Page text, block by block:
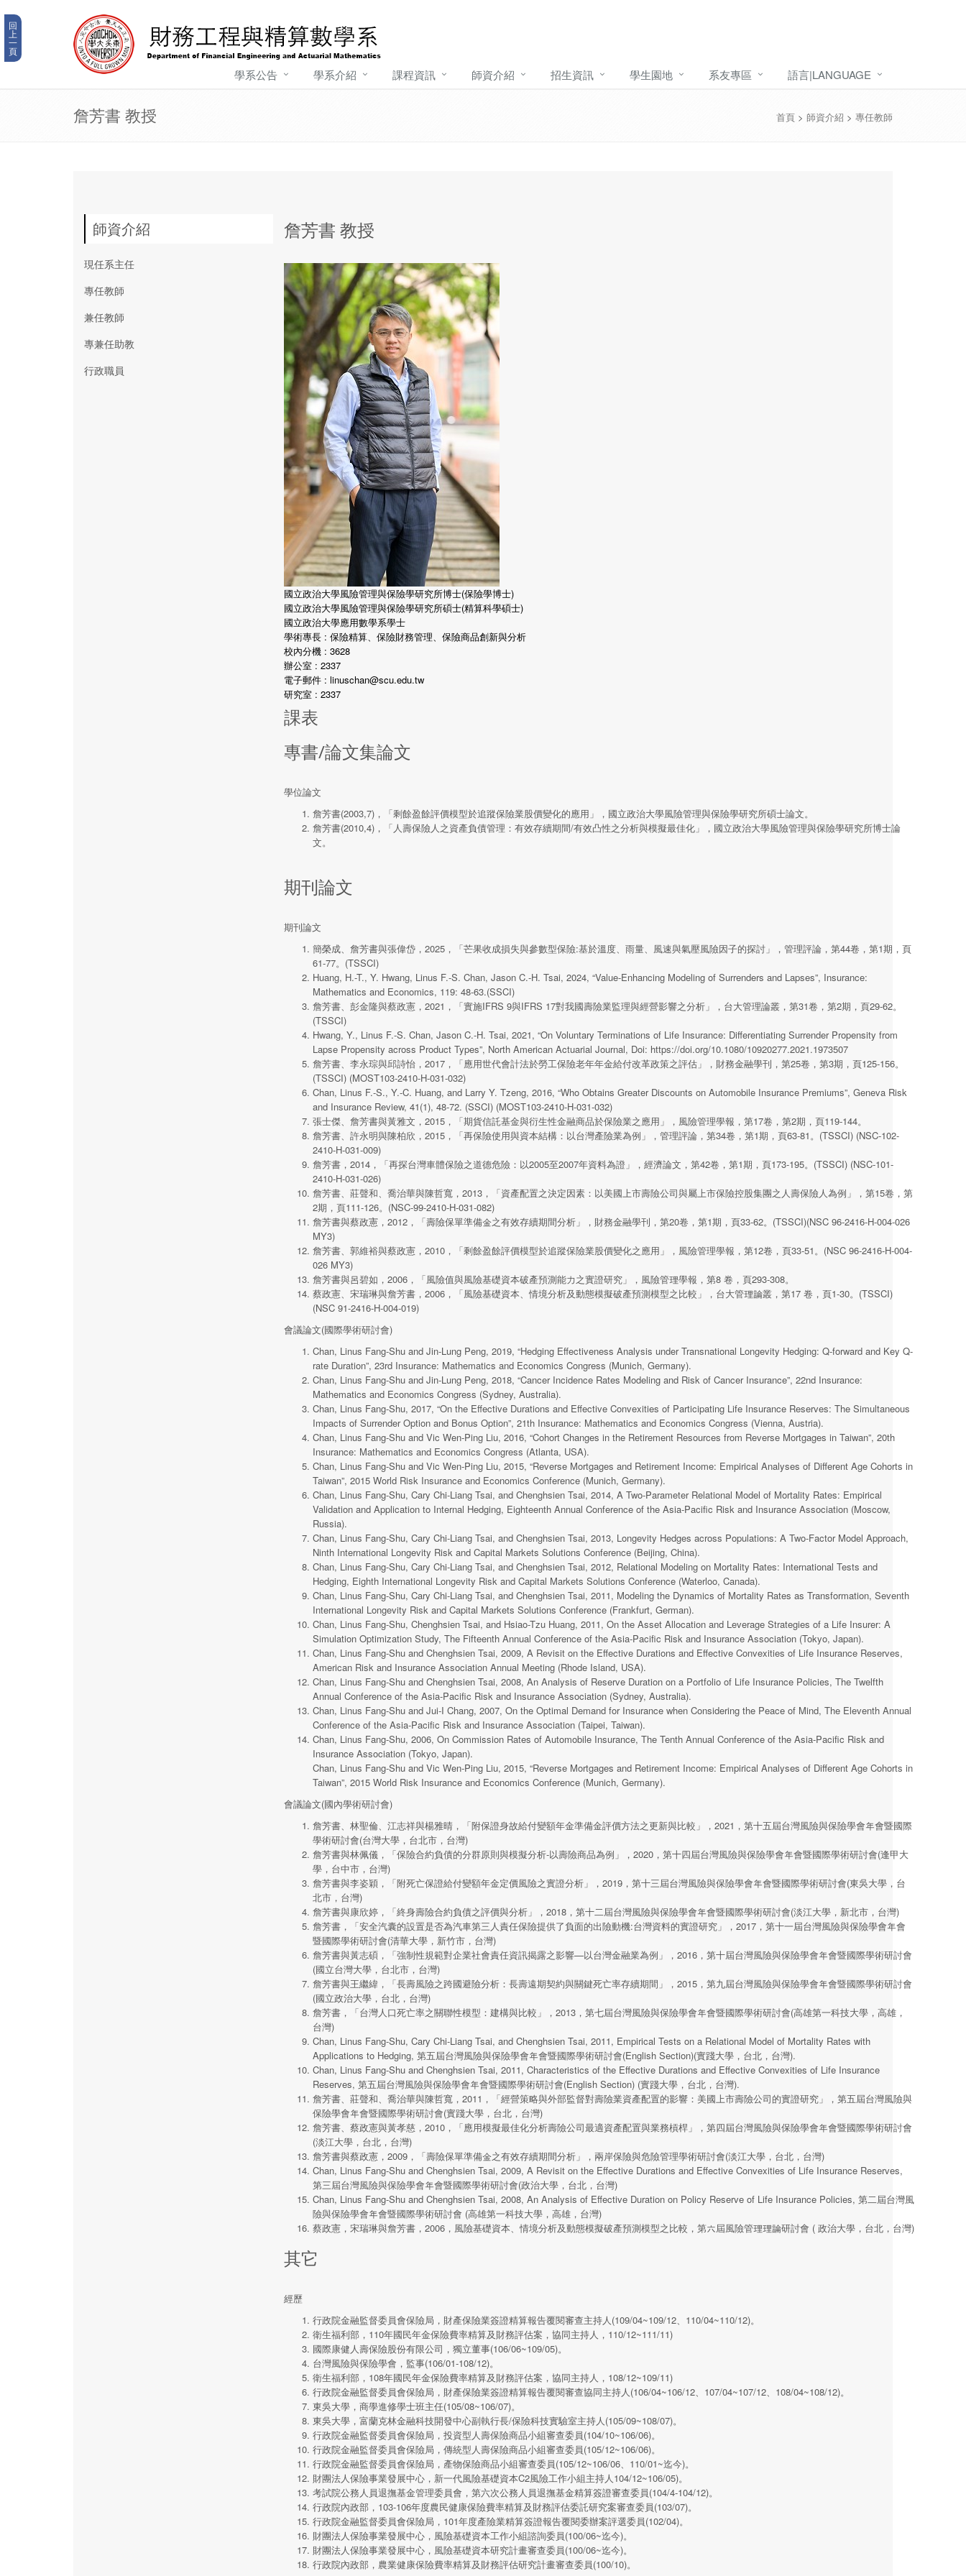
回
上
一
頁
學系公告 學系介紹 課程資訊 師資介紹 招生資訊 學生園地 系友專區 語言|LANGUAGE
詹芳書 教授 首頁 > 師資介紹 > 專任教師
師資介紹
現任系主任
專任教師
兼任教師
專兼任助教
行政職員
詹芳書 教授
國立政治大學風險管理與保險學研究所博士(保險學博士)
國立政治大學風險管理與保險學研究所碩士(精算科學碩士)
國立政治大學應用數學系學士
學術專長 : 保險精算、保險財務管理、保險商品創新與分析
校內分機 : 3628
辦公室 : 2337
電子郵件 : linuschan@scu.edu.tw
研究室 : 2337
課表
專書/論文集論文
學位論文
詹芳書(2003,7)，「剩餘盈餘評價模型於追蹤保險業股價變化的應用」，國立政治大學風險管理與保險學研究所碩士論文。
詹芳書(2010,4)，「人壽保險人之資產負債管理：有效存續期間/有效凸性之分析與模擬最佳化」，國立政治大學風險管理與保險學研究所博士論
文。
期刊論文
期刊論文
簡榮成、詹芳書與張偉岱，2025，「芒果收成損失與參數型保險:基於溫度、雨量、風速與氣壓風險因子的探討」，管理評論，第44卷，第1期，頁
61-77。(TSSCI)
Huang, H.-T., Y. Hwang, Linus F.-S. Chan, Jason C.-H. Tsai, 2024, “Value-Enhancing Modeling of Surrenders and Lapses”, Insurance:
Mathematics and Economics, 119: 48-63.(SSCI)
詹芳書、彭金隆與蔡政憲，2021，「實施IFRS 9與IFRS 17對我國壽險業監理與經營影響之分析」，台大管理論叢，第31卷，第2期，頁29-62。
(TSSCI)
Hwang, Y., Linus F.-S. Chan, Jason C.-H. Tsai, 2021, “On Voluntary Terminations of Life Insurance: Differentiating Surrender Propensity from
Lapse Propensity across Product Types”, North American Actuarial Journal, Doi: https://doi.org/10.1080/10920277.2021.1973507
詹芳書、李永琮與邱詩怡，2017，「應用世代會計法於勞工保險老年年金給付改革政策之評估」，財務金融學刊，第25卷，第3期，頁125-156。
(TSSCI) (MOST103-2410-H-031-032)
Chan, Linus F.-S., Y.-C. Huang, and Larry Y. Tzeng, 2016, “Who Obtains Greater Discounts on Automobile Insurance Premiums”, Geneva Risk
and Insurance Review, 41(1), 48-72. (SSCI) (MOST103-2410-H-031-032)
張士傑、詹芳書與黃雅文，2015，「期貨信託基金與衍生性金融商品於保險業之應用」，風險管理學報，第17卷，第2期，頁119-144。
詹芳書、許永明與陳柏欣，2015，「再保險使用與資本結構：以台灣產險業為例」，管理評論，第34卷，第1期，頁63-81。(TSSCI) (NSC-102-
2410-H-031-009)
詹芳書，2014，「再探台灣車體保險之道德危險：以2005至2007年資料為證」，經濟論文，第42卷，第1期，頁173-195。(TSSCI) (NSC-101-
2410-H-031-026)
詹芳書、莊聲和、喬治華與陳哲寬，2013，「資產配置之決定因素：以美國上市壽險公司與屬上市保險控股集團之人壽保險人為例」，第15卷，第
2期，頁111-126。(NSC-99-2410-H-031-082)
詹芳書與蔡政憲，2012，「壽險保單準備金之有效存續期間分析」，財務金融學刊，第20卷，第1期，頁33-62。(TSSCI)(NSC 96-2416-H-004-026
MY3)
詹芳書、郭維裕與蔡政憲，2010，「剩餘盈餘評價模型於追蹤保險業股價變化之應用」，風險管理學報，第12卷，頁33-51。(NSC 96-2416-H-004-
026 MY3)
詹芳書與呂碧如，2006，「風險值與風險基礎資本破產預測能力之實證研究」，風險管理學報，第8 卷，頁293-308。
蔡政憲、宋瑞琳與詹芳書，2006，「風險基礎資本、情境分析及動態模擬破產預測模型之比較」，台大管理論叢，第17 卷，頁1-30。(TSSCI)
(NSC 91-2416-H-004-019)
會議論文(國際學術研討會)
Chan, Linus Fang-Shu and Jin-Lung Peng, 2019, “Hedging Effectiveness Analysis under Transnational Longevity Hedging: Q-forward and Key Q-
rate Duration”, 23rd Insurance: Mathematics and Economics Congress (Munich, Germany).
Chan, Linus Fang-Shu and Jin-Lung Peng, 2018, “Cancer Incidence Rates Modeling and Risk of Cancer Insurance”, 22nd Insurance:
Mathematics and Economics Congress (Sydney, Australia).
Chan, Linus Fang-Shu, 2017, “On the Effective Durations and Effective Convexities of Participating Life Insurance Reserves: The Simultaneous
Impacts of Surrender Option and Bonus Option”, 21th Insurance: Mathematics and Economics Congress (Vienna, Austria).
Chan, Linus Fang-Shu and Vic Wen-Ping Liu, 2016, “Cohort Changes in the Retirement Resources from Reverse Mortgages in Taiwan”, 20th
Insurance: Mathematics and Economics Congress (Atlanta, USA).
Chan, Linus Fang-Shu and Vic Wen-Ping Liu, 2015, “Reverse Mortgages and Retirement Income: Empirical Analyses of Different Age Cohorts in
Taiwan”, 2015 World Risk Insurance and Economics Conference (Munich, Germany).
Chan, Linus Fang-Shu, Cary Chi-Liang Tsai, and Chenghsien Tsai, 2014, A Two-Parameter Relational Model of Mortality Rates: Empirical
Validation and Application to Internal Hedging, Eighteenth Annual Conference of the Asia-Pacific Risk and Insurance Association (Moscow,
Russia).
Chan, Linus Fang-Shu, Cary Chi-Liang Tsai, and Chenghsien Tsai, 2013, Longevity Hedges across Populations: A Two-Factor Model Approach,
Ninth International Longevity Risk and Capital Markets Solutions Conference (Beijing, China).
Chan, Linus Fang-Shu, Cary Chi-Liang Tsai, and Chenghsien Tsai, 2012, Relational Modeling on Mortality Rates: International Tests and
Hedging, Eighth International Longevity Risk and Capital Markets Solutions Conference (Waterloo, Canada).
Chan, Linus Fang-Shu, Cary Chi-Liang Tsai, and Chenghsien Tsai, 2011, Modeling the Dynamics of Mortality Rates as Transformation, Seventh
International Longevity Risk and Capital Markets Solutions Conference (Frankfurt, German).
Chan, Linus Fang-Shu, Chenghsien Tsai, and Hsiao-Tzu Huang, 2011, On the Asset Allocation and Leverage Strategies of a Life Insurer: A
Simulation Optimization Study, The Fifteenth Annual Conference of the Asia-Pacific Risk and Insurance Association (Tokyo, Japan).
Chan, Linus Fang-Shu and Chenghsien Tsai, 2009, A Revisit on the Effective Durations and Effective Convexities of Life Insurance Reserves,
American Risk and Insurance Association Annual Meeting (Rhode Island, USA).
Chan, Linus Fang-Shu and Chenghsien Tsai, 2008, An Analysis of Reserve Duration on a Portfolio of Life Insurance Policies, The Twelfth
Annual Conference of the Asia-Pacific Risk and Insurance Association (Sydney, Australia).
Chan, Linus Fang-Shu and Jui-I Chang, 2007, On the Optimal Demand for Insurance when Considering the Peace of Mind, The Eleventh Annual
Conference of the Asia-Pacific Risk and Insurance Association (Taipei, Taiwan).
Chan, Linus Fang-Shu, 2006, On Commission Rates of Automobile Insurance, The Tenth Annual Conference of the Asia-Pacific Risk and
Insurance Association (Tokyo, Japan).
Chan, Linus Fang-Shu and Vic Wen-Ping Liu, 2015, “Reverse Mortgages and Retirement Income: Empirical Analyses of Different Age Cohorts in
Taiwan”, 2015 World Risk Insurance and Economics Conference (Munich, Germany).
會議論文(國內學術研討會)
詹芳書、林聖倫、江志祥與楊雅晴，「附保證身故給付變額年金準備金評價方法之更新與比較」，2021，第十五屆台灣風險與保險學會年會暨國際
學術研討會(台灣大學，台北市，台灣)
詹芳書與林佩儀，「保險合約負債的分群原則與模擬分析-以壽險商品為例」，2020，第十四屆台灣風險與保險學會年會暨國際學術研討會(逢甲大
學，台中市，台灣)
詹芳書與李姿穎，「附死亡保證給付變額年金定價風險之實證分析」，2019，第十三屆台灣風險與保險學會年會暨國際學術研討會(東吳大學，台
北市，台灣)
詹芳書與康欣婷，「終身壽險合約負債之評價與分析」，2018，第十二屆台灣風險與保險學會年會暨國際學術研討會(淡江大學，新北市，台灣)
詹芳書，「安全汽囊的設置是否為汽車第三人責任保險提供了負面的出險動機:台灣資料的實證研究」，2017，第十一屆台灣風險與保險學會年會
暨國際學術研討會(清華大學，新竹市，台灣)
詹芳書與黃志碩，「強制性規範對企業社會責任資訊揭露之影響—以台灣金融業為例」，2016，第十屆台灣風險與保險學會年會暨國際學術研討會
(國立台灣大學，台北市，台灣)
詹芳書與王繼緯，「長壽風險之跨國避險分析：長壽遠期契約與關鍵死亡率存續期間」，2015，第九屆台灣風險與保險學會年會暨國際學術研討會
(國立政治大學，台北，台灣)
詹芳書，「台灣人口死亡率之關聯性模型：建構與比較」，2013，第七屆台灣風險與保險學會年會暨國際學術研討會(高雄第一科技大學，高雄，
台灣)
Chan, Linus Fang-Shu, Cary Chi-Liang Tsai, and Chenghsien Tsai, 2011, Empirical Tests on a Relational Model of Mortality Rates with
Applications to Hedging, 第五屆台灣風險與保險學會年會暨國際學術研討會(English Section)(實踐大學，台北，台灣).
Chan, Linus Fang-Shu and Chenghsien Tsai, 2011, Characteristics of the Effective Durations and Effective Convexities of Life Insurance
Reserves, 第五屆台灣風險與保險學會年會暨國際學術研討會(English Section) (實踐大學，台北，台灣).
詹芳書、莊聲和、喬治華與陳哲寬，2011，「經營策略與外部監督對壽險業資產配置的影響：美國上市壽險公司的實證研究」，第五屆台灣風險與
保險學會年會暨國際學術研討會(實踐大學，台北，台灣)
詹芳書、蔡政憲與黃孝慈，2010，「應用模擬最佳化分析壽險公司最適資產配置與業務槓桿」，第四屆台灣風險與保險學會年會暨國際學術研討會
(淡江大學，台北，台灣)
詹芳書與蔡政憲，2009，「壽險保單準備金之有效存續期間分析」，兩岸保險與危險管理學術研討會(淡江大學，台北，台灣)
Chan, Linus Fang-Shu and Chenghsien Tsai, 2009, A Revisit on the Effective Durations and Effective Convexities of Life Insurance Reserves,
第三屆台灣風險與保險學會年會暨國際學術研討會(政治大學，台北，台灣)
Chan, Linus Fang-Shu and Chenghsien Tsai, 2008, An Analysis of Effective Duration on Policy Reserve of Life Insurance Policies, 第二屆台灣風
險與保險學會年會暨國際學術研討會 (高雄第一科技大學，高雄，台灣)
蔡政憲，宋瑞琳與詹芳書，2006，風險基礎資本、情境分析及動態模擬破產預測模型之比較，第六屆風險管理理論研討會 ( 政治大學，台北，台灣)
其它
經歷
行政院金融監督委員會保險局，財產保險業簽證精算報告覆閱審查主持人(109/04~109/12、110/04~110/12)。
衛生福利部，110年國民年金保險費率精算及財務評估案，協同主持人，110/12~111/11)
國際康健人壽保險股份有限公司，獨立董事(106/06~109/05)。
台灣風險與保險學會，監事(106/01-108/12)。
衛生福利部，108年國民年金保險費率精算及財務評估案，協同主持人，108/12~109/11)
行政院金融監督委員會保險局，財產保險業簽證精算報告覆閱審查協同主持人(106/04~106/12、107/04~107/12、108/04~108/12)。
東吳大學，商學進修學士班主任(105/08~106/07)。
東吳大學，富蘭克林金融科技開發中心副執行長/保險科技實驗室主持人(105/09~108/07)。
行政院金融監督委員會保險局，投資型人壽保險商品小組審查委員(104/10~106/06)。
行政院金融監督委員會保險局，傳統型人壽保險商品小組審查委員(105/12~106/06)。
行政院金融監督委員會保險局，產物保險商品小組審查委員(105/12~106/06、110/01~迄今)。
財團法人保險事業發展中心，新一代風險基礎資本C2風險工作小組主持人104/12~106/05)。
考試院公務人員退撫基金管理委員會，第六次公務人員退撫基金精算簽證審查委員(104/4-104/12)。
行政院內政部，103-106年度農民健康保險費率精算及財務評估委託研究案審查委員(103/07)。
行政院金融監督委員會保險局，101年度產險業精算簽證報告覆閱委辦案評選委員(102/04)。
財團法人保險事業發展中心，風險基礎資本工作小組諮詢委員(100/06~迄今)。
財團法人保險事業發展中心，風險基礎資本研究計畫審查委員(100/06~迄今)。
行政院內政部，農業健康保險費率精算及財務評估研究計畫審查委員(100/10)。